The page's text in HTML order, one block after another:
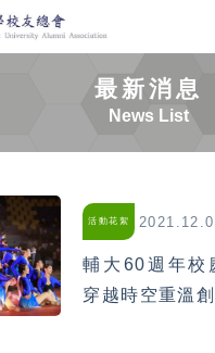
最新消息
News List
活動花絮
輔大60週年校
穿越時空重溫